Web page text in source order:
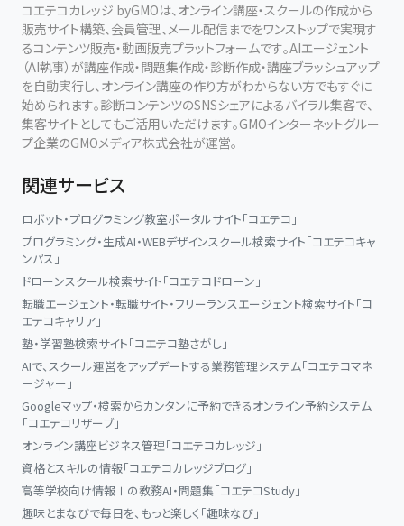
コエテコカレッジ byGMOは、オンライン講座・スクールの作成から
販売サイト構築、会員管理、メール配信までをワンストップで実現す
るコンテンツ販売・動画販売プラットフォームです。AIエージェント
（AI執事）が講座作成・問題集作成・診断作成・講座ブラッシュアップ
を自動実行し、オンライン講座の作り方がわからない方でもすぐに
始められます。診断コンテンツのSNSシェアによるバイラル集客で、
集客サイトとしてもご活用いただけます。GMOインターネットグルー
プ企業のGMOメディア株式会社が運営。
関連サービス
ロボット・プログラミング教室ポータルサイト「コエテコ」
プログラミング・生成AI・WEBデザインスクール検索サイト「コエテコキャ
ンパス」
ドローンスクール検索サイト「コエテコドローン」
転職エージェント・転職サイト・フリーランスエージェント検索サイト「コ
エテコキャリア」
塾・学習塾検索サイト「コエテコ塾さがし」
AIで、スクール運営をアップデートする業務管理システム「コエテコマネ
ージャー」
Googleマップ・検索からカンタンに予約できるオンライン予約システム
「コエテコリザーブ」
オンライン講座ビジネス管理「コエテコカレッジ」
資格とスキルの情報「コエテコカレッジブログ」
高等学校向け情報Ⅰの教務AI・問題集「コエテコStudy」
趣味とまなびで毎日を、もっと楽しく「趣味なび」